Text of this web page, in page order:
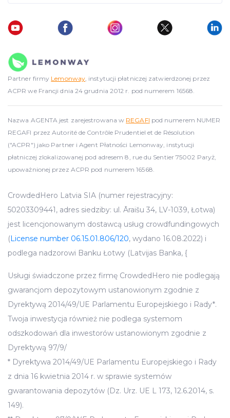
Partner firmy Lemonway, instytucji płatniczej zatwierdzonej przez
ACPR we Francji dnia 24 grudnia 2012 r. pod numerem 16568.
Nazwa AGENTA jest zarejestrowana w REGAFI pod numerem NUMER
REGAFI przez Autorité de Contrôle Prudentiel et de Résolution
("ACPR") jako Partner i Agent Płatności Lemonway, instytucji
płatniczej zlokalizowanej pod adresem 8, rue du Sentier 75002 Paryż,
upoważnionej przez ACPR pod numerem 16568.
CrowdedHero Latvia SIA (numer rejestracyjny:
50203309441, adres siedziby: ul. Āraišu 34, LV-1039, Łotwa)
jest licencjonowanym dostawcą usług crowdfundingowych
(License number 06.15.01.806/120, wydano 16.08.2022) i
podlega nadzorowi Banku Łotwy (Latvijas Banka, {
Usługi świadczone przez firmę CrowdedHero nie podlegają
gwarancjom depozytowym ustanowionym zgodnie z
Dyrektywą 2014/49/UE Parlamentu Europejskiego i Rady*.
Twoja inwestycja również nie podlega systemom
odszkodowań dla inwestorów ustanowionym zgodnie z
Dyrektywą 97/9/
* Dyrektywa 2014/49/UE Parlamentu Europejskiego i Rady
z dnia 16 kwietnia 2014 r. w sprawie systemów
gwarantowania depozytów (Dz. Urz. UE L 173, 12.6.2014, s.
149).